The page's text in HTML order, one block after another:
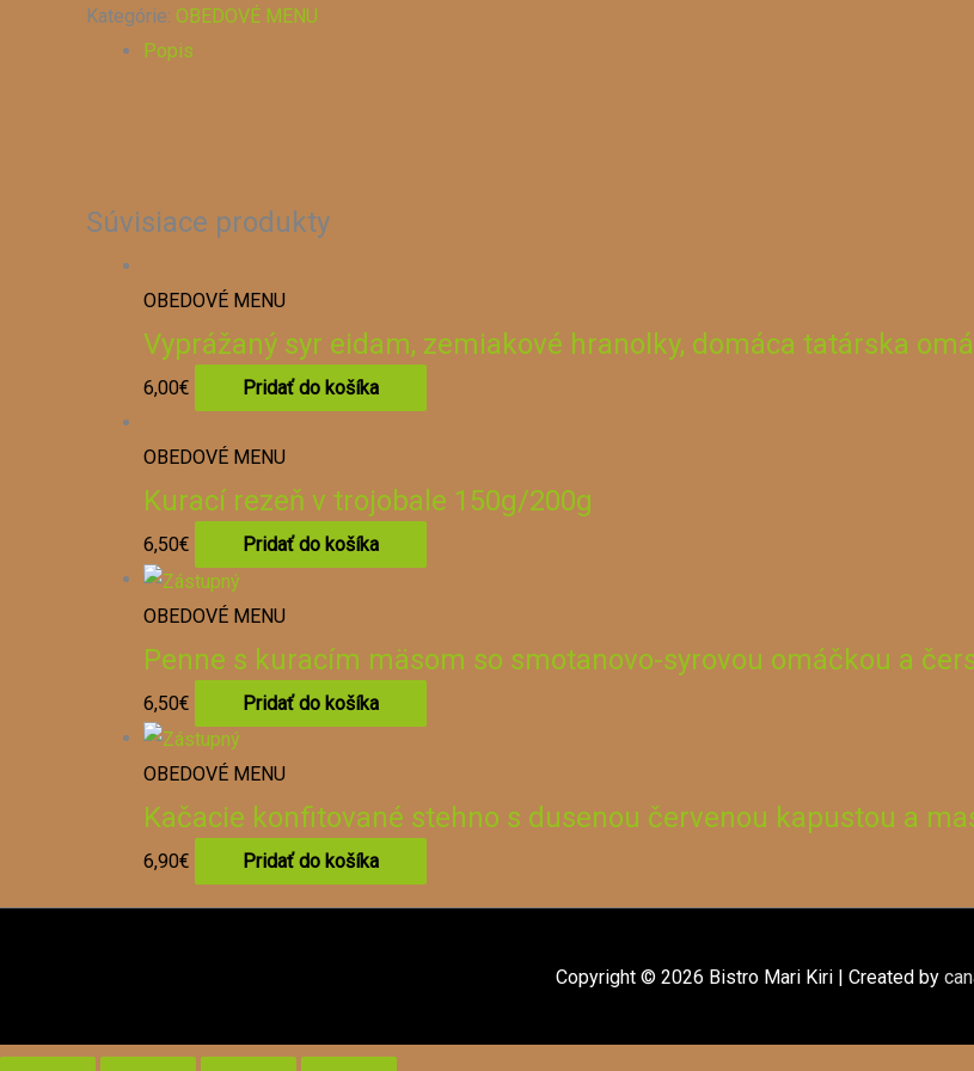
s
varenými
vňaťou
tatárskou
omáčkou
Kategórie: OBEDOVÉ MENU
Popis
Súvisiace produkty
OBEDOVÉ MENU
Vyprážaný syr eidam, zemiakové hranolky, domáca tatárska
6,00€ Pridať do košíka
OBEDOVÉ MENU
Kurací rezeň v trojobale 150g/200g
6,50€ Pridať do košíka
OBEDOVÉ MENU
Penne s kuracím mäsom so smotanovo-syrovou omáčkou a
6,50€ Pridať do košíka
OBEDOVÉ MENU
Kačacie konfitované stehno s dusenou červenou kapustou a
6,90€ Pridať do košíka
Copyright © 2026 Bistro Mari Kiri | Created by